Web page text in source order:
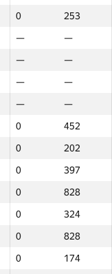
0
253
—
—
—
—
—
—
—
—
0
452
0
202
0
397
0
828
0
324
0
828
0
174
0
253
—
—
—
—
—
—
—
—
0
452
0
202
0
397
0
828
0
324
0
828
0
174